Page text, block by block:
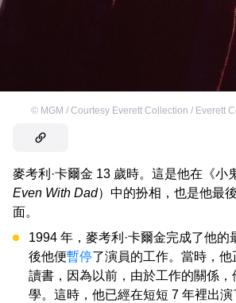
© MGM / Courtesy Everett Collection / Everett
麥考利·卡爾金 13 歲時。這是他在《小
Even With Dad）中的扮相，也是他最
面。
1994 年，麥考利·卡爾金完成了他的
後他便暫停了演員的工作。當時，
讀書，因為以前，由於工作的關係
學。這時，他已經在短短 7 年裡出